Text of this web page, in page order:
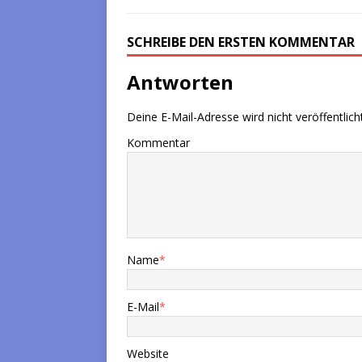
SCHREIBE DEN ERSTEN KOMMENTAR
Antworten
Deine E-Mail-Adresse wird nicht
Kommentar
Name*
E-Mail*
Website